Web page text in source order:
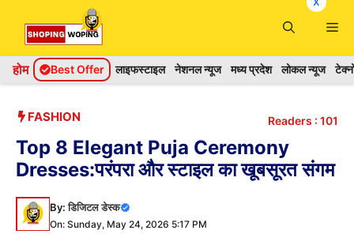
content
होम Best Offer लाइफस्टाइल नेशनल न्यूज मध्य प्रदेश लोकल न्यूज
FASHION Readers : 101
Top 8 Elegant Puja Ceremony
Dresses:परंपरा और स्टाइल का खूबसूरत संगम
By:डिजिटल डेस्क
On: Sunday, May 24, 2026 5:17 PM